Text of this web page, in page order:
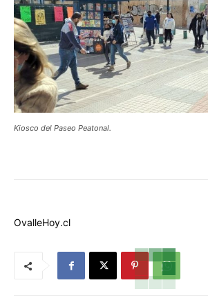
Kiosco del Paseo Peatonal.
OvalleHoy.cl